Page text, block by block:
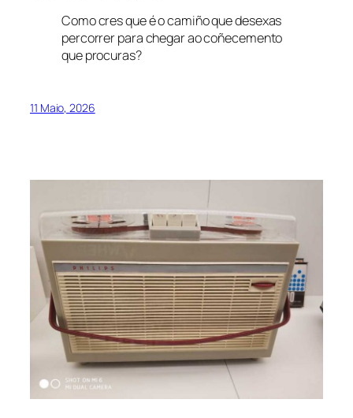
Como cres que é o camiño que desexas
percorrer para chegar ao coñecemento
que procuras?
11 Maio, 2026